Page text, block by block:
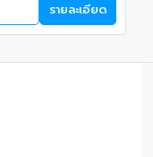
รายละเอียด